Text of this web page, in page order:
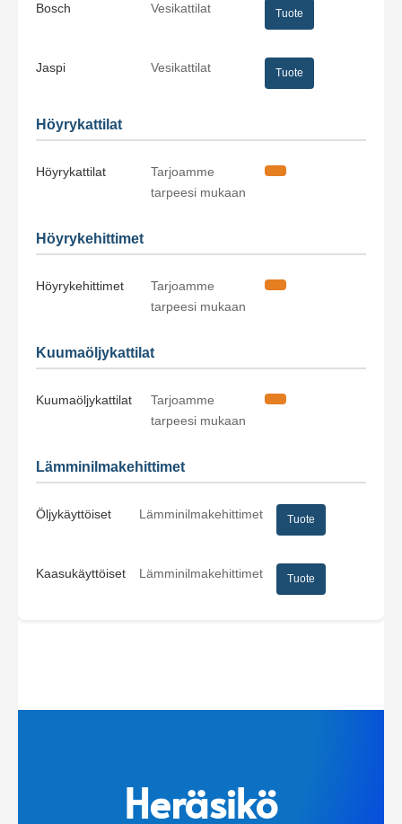
Bosch Vesikattilat Tuote
Jaspi Vesikattilat Tuote
Höyrykattilat
Höyrykattilat
Tarjoamme
tarpeesi mukaan
Höyrykehittimet
Höyrykehittimet
Tarjoamme
tarpeesi mukaan
Kuumaöljykattilat
Kuumaöljykattilat
Tarjoamme
tarpeesi mukaan
Lämminilmakehittimet
Öljykäyttöiset Lämminilmakehittimet Tuote
Kaasukäyttöiset Lämminilmakehittimet Tuote
Heräsikö